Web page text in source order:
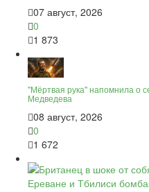
07 август, 2026
0
1 873
"Мёртвая рука" напомнила о
Медведева
08 август, 2026
0
1 672